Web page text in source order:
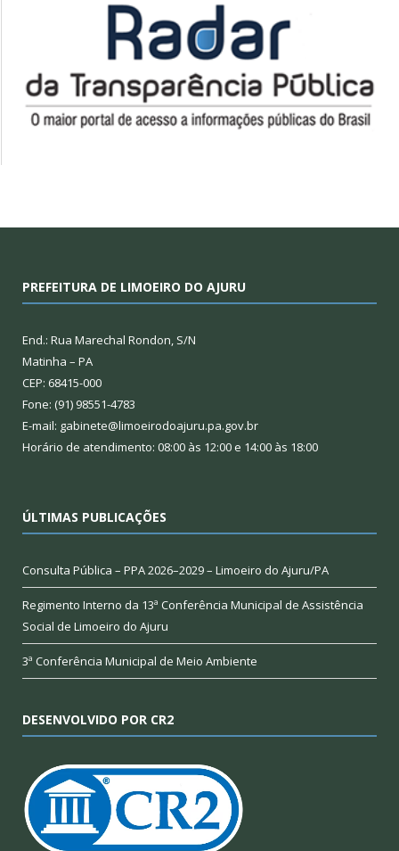
PREFEITURA DE LIMOEIRO DO AJURU
End.: Rua Marechal Rondon, S/N
Matinha – PA
CEP: 68415-000
Fone: (91) 98551-4783
E-mail: gabinete@limoeirodoajuru.pa.gov.br
Horário de atendimento: 08:00 às 12:00 e 14:00 às 18:00
ÚLTIMAS PUBLICAÇÕES
Consulta Pública – PPA 2026–2029 – Limoeiro do Ajuru/PA
Regimento Interno da 13ª Conferência Municipal de Assistência
Social de Limoeiro do Ajuru
3ª Conferência Municipal de Meio Ambiente
DESENVOLVIDO POR CR2